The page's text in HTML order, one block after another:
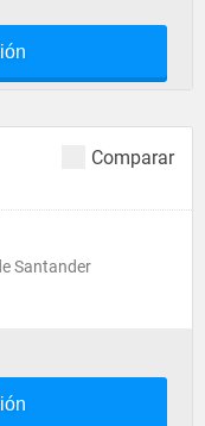
Comparar
Santander